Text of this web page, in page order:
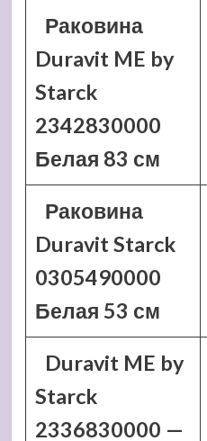
Раковина
Duravit ME by
Starck
2342830000
Белая 83 см
Раковина
Duravit Starck
0305490000
Белая 53 см
Duravit ME by
Starck
2336830000 —